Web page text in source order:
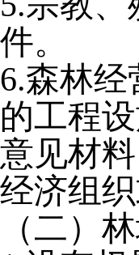
件。
6.森林
的工程
意见材
经济组
（二）